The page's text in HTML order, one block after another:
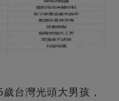
台灣光頭大男孩，